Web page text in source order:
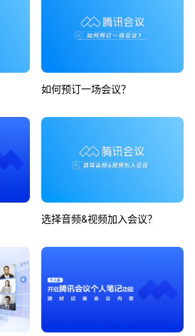
如何预订一场会议？
选择音频&视频加入会议？